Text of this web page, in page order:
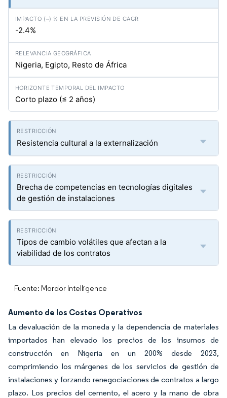
-2.4%
Nigeria, Egipto, Resto de África
Corto plazo (≤ 2 años)
Resistencia cultural a la externalización
Brecha de competencias en tecnologías digitales
de gestión de instalaciones
Tipos de cambio volátiles que afectan a la
viabilidad de los contratos
Fuente: Mordor Intelligence
Aumento de los Costes Operativos
La devaluación de la moneda y la dependencia de materiales
importados han elevado los precios de los insumos de
construcción en Nigeria en un 200% desde 2023,
comprimiendo los márgenes de los servicios de gestión de
instalaciones y forzando renegociaciones de contratos a largo
plazo. Los precios del cemento, el acero y la mano de obra